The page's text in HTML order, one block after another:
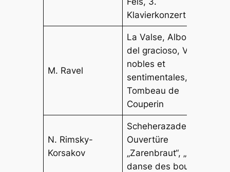
Klavierkonzert
M. Ravel
La Valse, Alborado
del gracioso, Valses
nobles et
sentimentales,
Tombeau de
Couperin
N. Rimsky-
Korsakov
Scheherazade,
Ouvertüre
„Zarenbraut“, „Le
danse des bouffons“